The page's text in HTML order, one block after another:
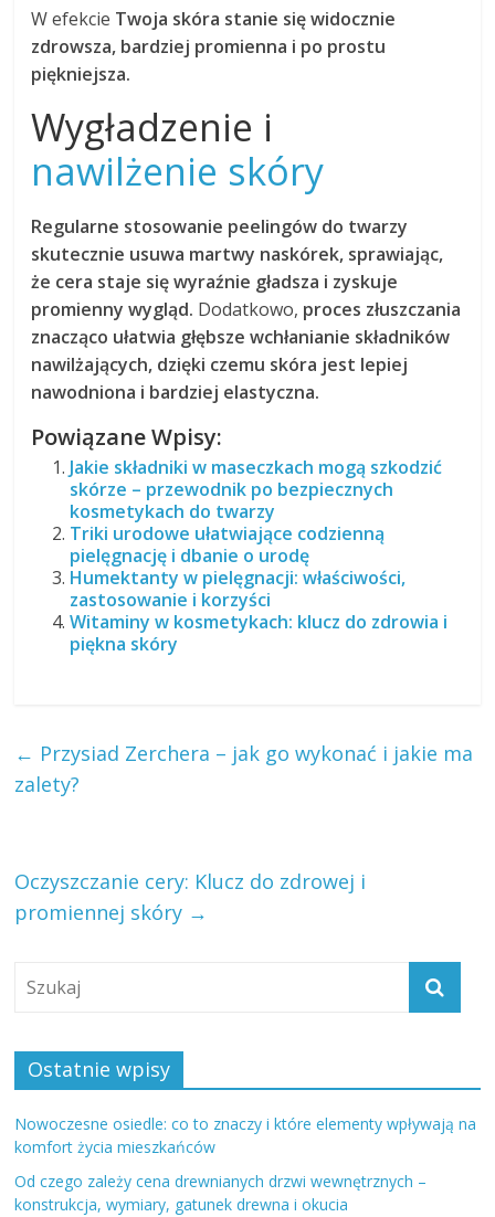
W efekcie Twoja skóra stanie się widocznie
zdrowsza, bardziej promienna i po prostu
piękniejsza.
Wygładzenie i
nawilżenie skóry
Regularne stosowanie peelingów do twarzy
skutecznie usuwa martwy naskórek, sprawiając,
że cera staje się wyraźnie gładsza i zyskuje
promienny wygląd. Dodatkowo, proces złuszczania
znacząco ułatwia głębsze wchłanianie składników
nawilżających, dzięki czemu skóra jest lepiej
nawodniona i bardziej elastyczna.
Powiązane Wpisy:
Jakie składniki w maseczkach mogą szkodzić
skórze – przewodnik po bezpiecznych
kosmetykach do twarzy
Triki urodowe ułatwiające codzienną
pielęgnację i dbanie o urodę
Humektanty w pielęgnacji: właściwości,
zastosowanie i korzyści
Witaminy w kosmetykach: klucz do zdrowia i
piękna skóry
← Przysiad Zerchera – jak go wykonać i jakie ma
zalety?
Oczyszczanie cery: Klucz do zdrowej i
promiennej skóry →
Ostatnie wpisy
Nowoczesne osiedle: co to znaczy i które elementy wpływają na
komfort życia mieszkańców
Od czego zależy cena drewnianych drzwi wewnętrznych –
konstrukcja, wymiary, gatunek drewna i okucia